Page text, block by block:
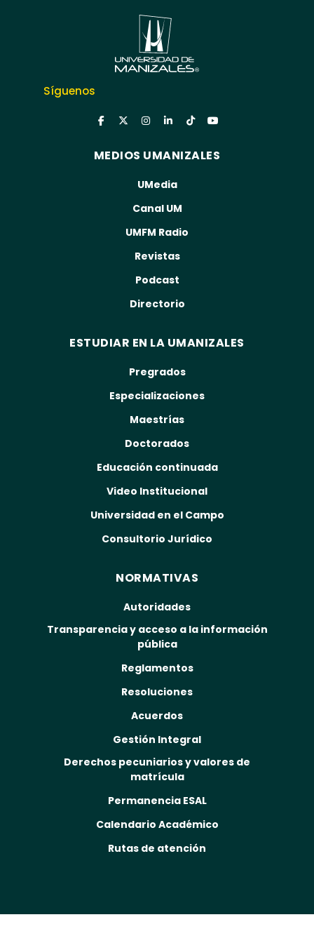
Síguenos
MEDIOS UMANIZALES
UMedia
Canal UM
UMFM Radio
Revistas
Podcast
Directorio
ESTUDIAR EN LA UMANIZALES
Pregrados
Especializaciones
Maestrías
Doctorados
Educación continuada
Video Institucional
Universidad en el Campo
Consultorio Jurídico
NORMATIVAS
Autoridades
Transparencia y acceso a la información
pública
Reglamentos
Resoluciones
Acuerdos
Gestión Integral
Derechos pecuniarios y valores de
matrícula
Permanencia ESAL
Calendario Académico
Rutas de atención